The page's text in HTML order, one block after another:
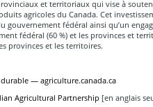
et territoriaux qui vise à
agricoles du Canada. Cet
gouvernement fédéral ainsi qu’un
fédéral (60 %) et les provinces et
provinces et les territoires.
— agriculture.canada.ca
Agricultural Partnership [en anglais